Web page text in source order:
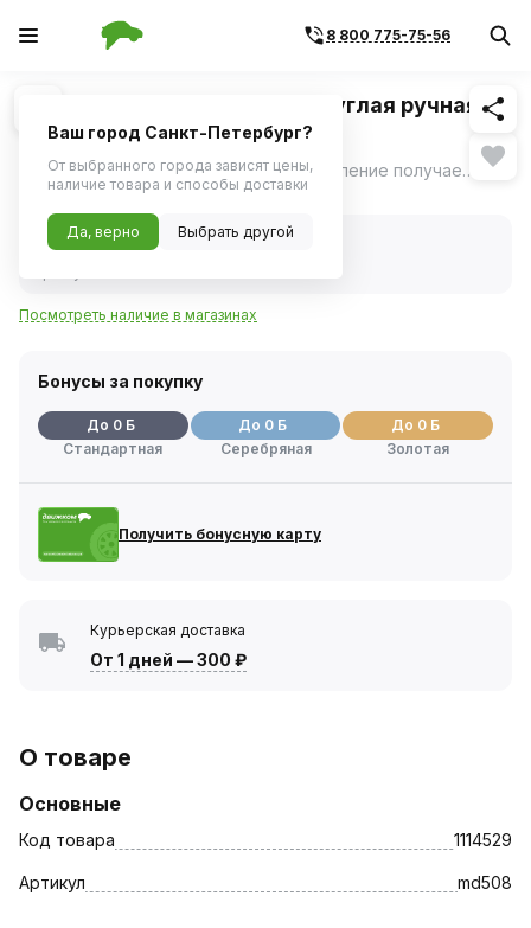
8 800 775-75-56
1/1 Похожие
Плашка Thorvik D-COMBO круглая ручная
М5х0.8, HSS, Ф20х7 мм
Тип получаемой резьбы: M/MF; направление получаемой резьбы: R; плашка соответствует DIN EN 22570 ещё
Нет в наличии
Нет в наличии
Посмотреть наличие в магазинах
Бонусы за покупку
До 0 Б
Стандартная
До 0 Б
Серебряная
До 0 Б
Золотая
Получить бонусную карту
Курьерская доставка
От 1 дней —300 ₽
О товаре
Основные
Код товара 1114529
Артикул md508
Ваш город Санкт-Петербург?
От выбранного города зависят цены,
наличие товара и способы доставки
Да, верно Выбрать другой